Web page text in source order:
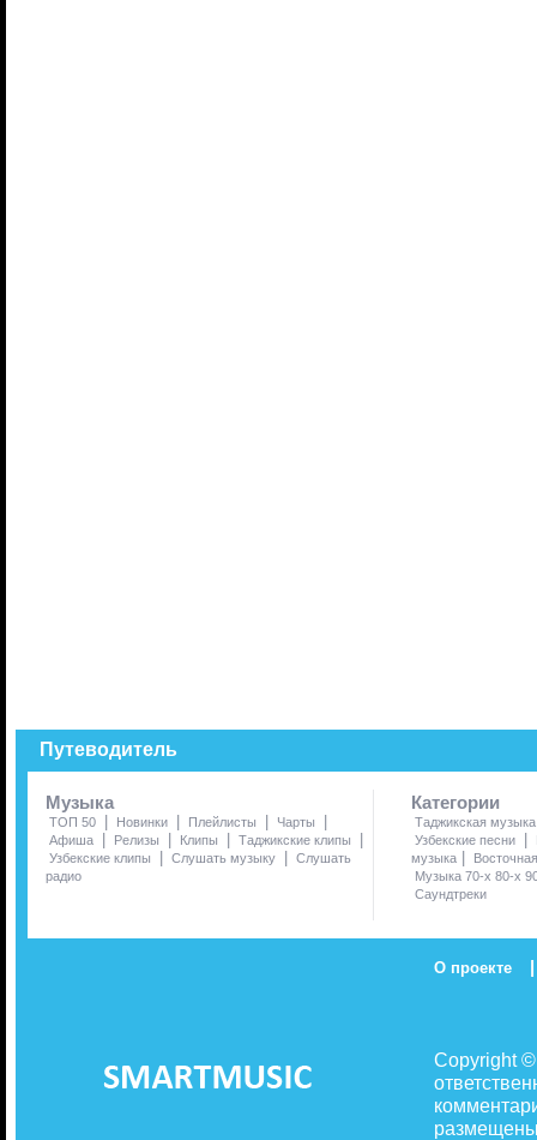
Путеводитель
Музыка
ТОП 50 | Новинки | Плейлисты | Чарты |
Афиша | Релизы | Клипы | Таджикские клипы |
Узбекские клипы | Слушать музыку | Слушать
радио
Категории
Таджикская музыка
Узбекские песни
|
музыка |
Музыка 70-х 80-х
Саундтреки
О проекте |
Copyright
размещены